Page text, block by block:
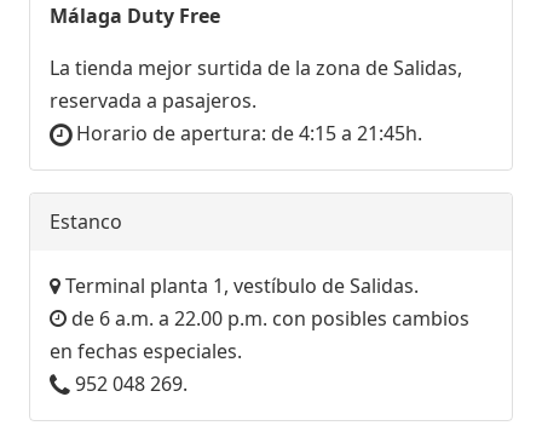
Málaga Duty Free
La tienda mejor surtida de la zona de Salidas,
reservada a pasajeros.
Horario de apertura: de 4:15 a 21:45h.
Estanco
Terminal planta 1, vestíbulo de Salidas.
de 6 a.m. a 22.00 p.m. con posibles cambios
en fechas especiales.
952 048 269.